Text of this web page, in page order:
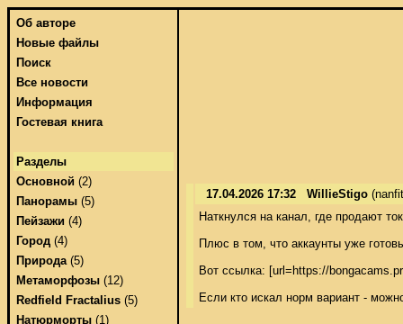
Об авторе
Новые файлы
Поиск
Все новости
Информация
Гостевая книга
Разделы
Основной (2)
Панорамы (5)
Пейзажи (4)
Город (4)
Природа(5)
Метаморфозы (12)
Redfield Fractalius (5)
Натюрморты (1)
17.04.2026 17:32 WillieStigo
Наткнулся на канал, где продают
Плюс в том, что аккаунты уже
Вот ссылка: [url=https://
Если кто искал норм вариант -